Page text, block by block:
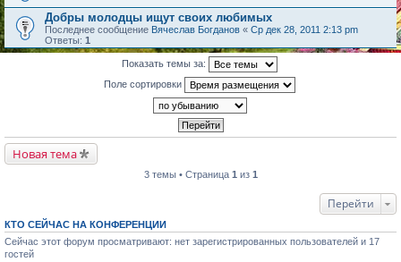
Добры молодцы ищут своих любимых
Последнее сообщение Вячеслав Богданов « Ср дек 28, 2011 2:13 pm
Ответы: 1
Показать темы за:
Поле сортировки
Новая тема
3 темы • Страница 1 из 1
Перейти
КТО СЕЙЧАС НА КОНФЕРЕНЦИИ
Сейчас этот форум просматривают: нет зарегистрированных пользователей и 17
гостей